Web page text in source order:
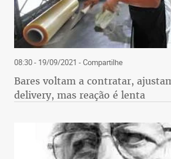
08:30 - 19/09/2021 - Compartilhe
Bares voltam a contratar,
delivery, mas reação é lenta